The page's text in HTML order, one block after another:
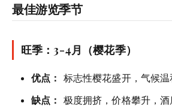
最佳游览季节
旺季：3-4月（樱花季）
优点： 标志性樱花盛开，气候温
缺点： 极度拥挤，价格攀升，